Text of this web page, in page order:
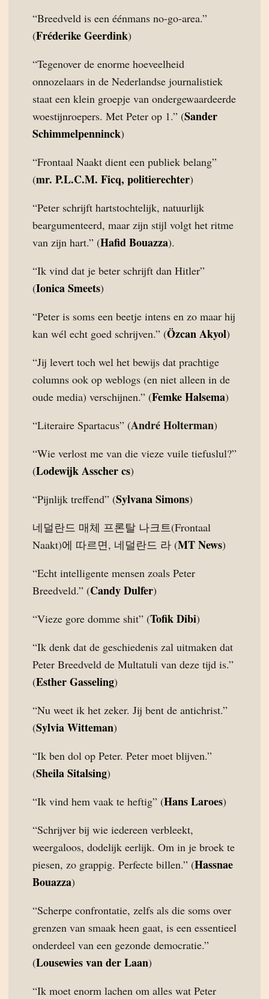
“Breedveld is een éénmans no-go-area.”
(Fréderike Geerdink)
“Tegenover de enorme hoeveelheid
onnozelaars in de Nederlandse journalistiek
staat een klein groepje van ondergewaardeerde
woestijnroepers. Met Peter op 1.” (Sander
Schimmelpenninck)
“Frontaal Naakt dient een publiek belang”
(mr. P.L.C.M. Ficq, politierechter)
“Peter schrijft hartstochtelijk, natuurlijk
beargumenteerd, maar zijn stijl volgt het ritme
van zijn hart.” (Hafid Bouazza).
“Ik vind dat je beter schrijft dan Hitler”
(Ionica Smeets)
“Peter is soms een beetje intens en zo maar hij
kan wél echt goed schrijven.” (Özcan Akyol)
“Jij levert toch wel het bewijs dat prachtige
columns ook op weblogs (en niet alleen in de
oude media) verschijnen.” (Femke Halsema)
“Literaire Spartacus” (André Holterman)
“Wie verlost me van die vieze vuile tiefuslul?”
(Lodewijk Asscher cs)
“Pijnlijk treffend” (Sylvana Simons)
네덜란드 매체 프론탈 나크트(Frontaal
Naakt)에 따르면, 네덜란드 라 (MT News)
“Echt intelligente mensen zoals Peter
Breedveld.” (Candy Dulfer)
“Vieze gore domme shit” (Tofik Dibi)
“Ik denk dat de geschiedenis zal uitmaken dat
Peter Breedveld de Multatuli van deze tijd is.”
(Esther Gasseling)
“Nu weet ik het zeker. Jij bent de antichrist.”
(Sylvia Witteman)
“Ik ben dol op Peter. Peter moet blijven.”
(Sheila Sitalsing)
“Ik vind hem vaak te heftig” (Hans Laroes)
“Schrijver bij wie iedereen verbleekt,
weergaloos, dodelijk eerlijk. Om in je broek te
piesen, zo grappig. Perfecte billen.” (Hassnae
Bouazza)
“Scherpe confrontatie, zelfs als die soms over
grenzen van smaak heen gaat, is een essentieel
onderdeel van een gezonde democratie.”
(Lousewies van der Laan)
“Ik moet enorm lachen om alles wat Peter